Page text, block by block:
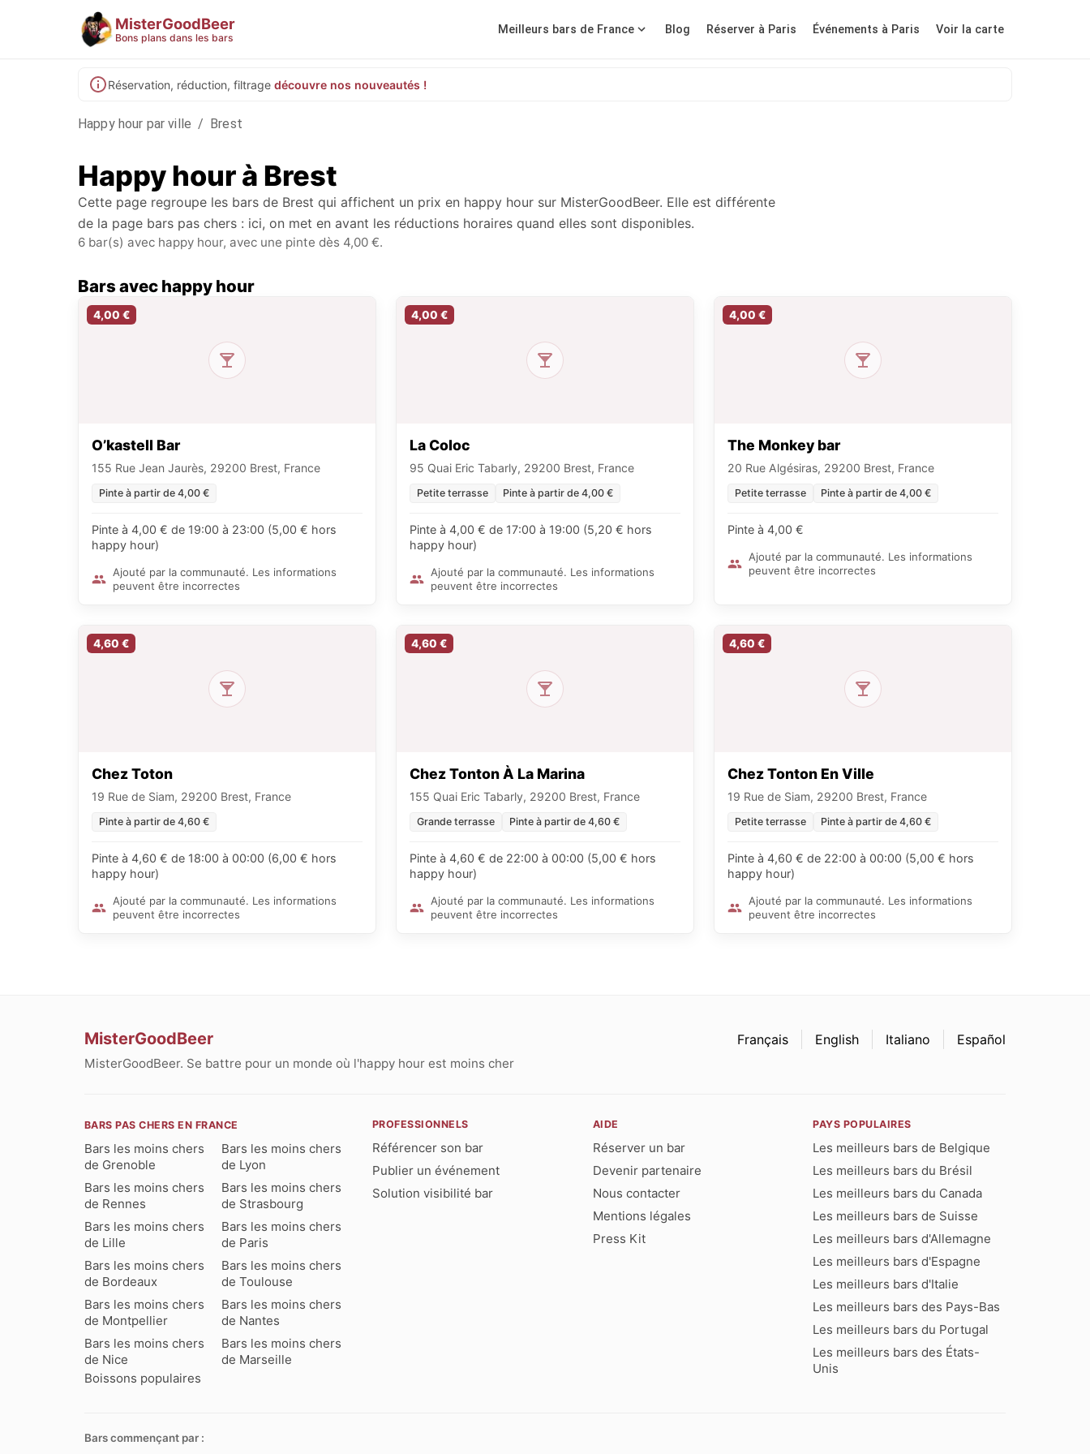
MisterGoodBeer
Bons plans dans les bars
Meilleurs bars de France Blog Réserver à Paris Événements à Paris Voir la carte
Réservation, réduction, filtrage découvre nos nouveautés !
Happy hour par ville / Brest
Happy hour à Brest
Cette page regroupe les bars de Brest qui affichent un prix en happy hour sur MisterGoodBeer. Elle est différente
de la page bars pas chers : ici, on met en avant les réductions horaires quand elles sont disponibles.
6 bar(s) avec happy hour, avec une pinte dès 4,00 €.
Bars avec happy hour
4,00 €
O’kastell Bar
155 Rue Jean Jaurès, 29200 Brest, France
Pinte à partir de 4,00 €
Pinte à 4,00 € de 19:00 à 23:00 (5,00 € hors
happy hour)
Ajouté par la communauté. Les informations
peuvent être incorrectes
4,00 €
La Coloc
95 Quai Eric Tabarly, 29200 Brest, France
Petite terrasse Pinte à partir de 4,00 €
Pinte à 4,00 € de 17:00 à 19:00 (5,20 € hors
happy hour)
Ajouté par la communauté. Les informations
peuvent être incorrectes
4,00 €
The Monkey bar
20 Rue Algésiras, 29200 Brest, France
Petite terrasse Pinte à partir de 4,00 €
Pinte à 4,00 €
Ajouté par la communauté. Les informations
peuvent être incorrectes
4,60 €
Chez Toton
19 Rue de Siam, 29200 Brest, France
Pinte à partir de 4,60 €
Pinte à 4,60 € de 18:00 à 00:00 (6,00 € hors
happy hour)
Ajouté par la communauté. Les informations
peuvent être incorrectes
4,60 €
Chez Tonton À La Marina
155 Quai Eric Tabarly, 29200 Brest, France
Grande terrasse Pinte à partir de 4,60 €
Pinte à 4,60 € de 22:00 à 00:00 (5,00 € hors
happy hour)
Ajouté par la communauté. Les informations
peuvent être incorrectes
4,60 €
Chez Tonton En Ville
19 Rue de Siam, 29200 Brest, France
Petite terrasse Pinte à partir de 4,60 €
Pinte à 4,60 € de 22:00 à 00:00 (5,00 € hors
happy hour)
Ajouté par la communauté. Les informations
peuvent être incorrectes
MisterGoodBeer
MisterGoodBeer. Se battre pour un monde où l'happy hour est moins cher
Français English Italiano Español
BARS PAS CHERS EN FRANCE
Bars les moins chers
de Grenoble
Bars les moins chers
de Lyon
Bars les moins chers
de Rennes
Bars les moins chers
de Strasbourg
Bars les moins chers
de Lille
Bars les moins chers
de Paris
Bars les moins chers
de Bordeaux
Bars les moins chers
de Toulouse
Bars les moins chers
de Montpellier
Bars les moins chers
de Nantes
Bars les moins chers
de Nice
Bars les moins chers
de Marseille
Boissons populaires
PROFESSIONNELS
Référencer son bar
Publier un événement
Solution visibilité bar
AIDE
Réserver un bar
Devenir partenaire
Nous contacter
Mentions légales
Press Kit
PAYS POPULAIRES
Les meilleurs bars de Belgique
Les meilleurs bars du Brésil
Les meilleurs bars du Canada
Les meilleurs bars de Suisse
Les meilleurs bars d'Allemagne
Les meilleurs bars d'Espagne
Les meilleurs bars d'Italie
Les meilleurs bars des Pays-Bas
Les meilleurs bars du Portugal
Les meilleurs bars des États-
Unis
Bars commençant par :